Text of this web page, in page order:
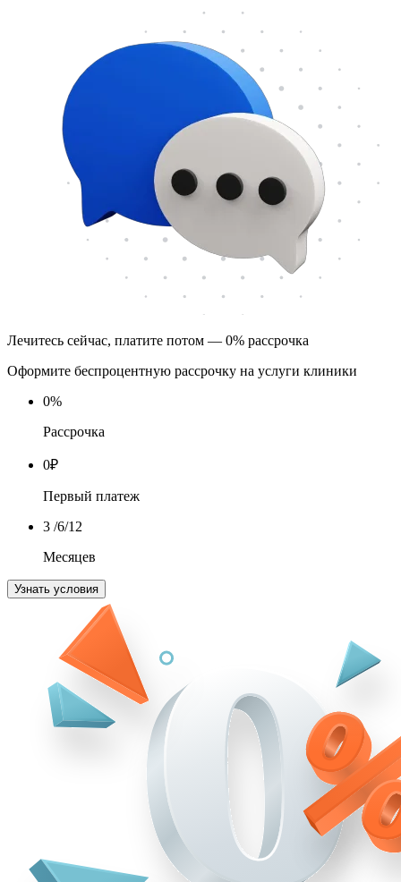
Лечитесь сейчас, платите потом — 0% рассрочка
Оформите беспроцентную рассрочку на услуги клиники
0%
Рассрочка
0₽
Первый платеж
3 /6/12
Месяцев
Узнать условия